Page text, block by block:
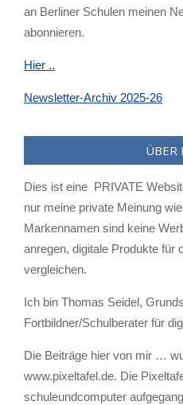
an Berliner Schulen meinen
abonnieren.
Hier ..
Newsletter-Archiv 2025-26
ÜBER
Dies ist eine PRIVATE
nur meine private Meinung
Markennamen sind keine
anregen, digitale Produkte für
vergleichen.
Ich bin Thomas Seidel,
Fortbildner/Schulberater für
Die Beiträge hier von mir …
www.pixeltafel.de. Die
schuleundcomputer